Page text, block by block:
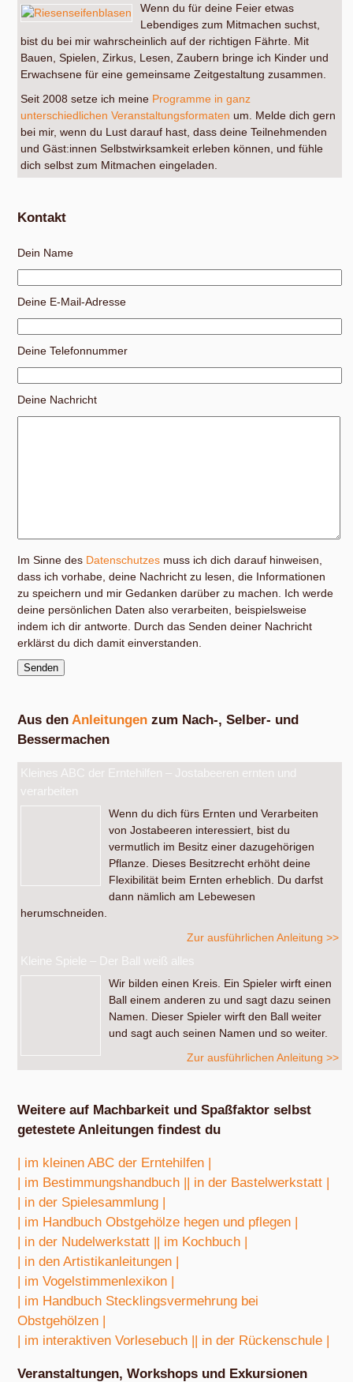
Wenn du für deine Feier etwas
Lebendiges zum Mitmachen suchst,
bist du bei mir wahrscheinlich auf der richtigen Fährte. Mit
Bauen, Spielen, Zirkus, Lesen, Zaubern bringe ich Kinder und
Erwachsene für eine gemeinsame Zeitgestaltung zusammen.
Seit 2008 setze ich meine Programme in ganz
unterschiedlichen Veranstaltungsformaten um. Melde dich gern
bei mir, wenn du Lust darauf hast, dass deine Teilnehmenden
und Gäst:innen Selbstwirksamkeit erleben können, und fühle
dich selbst zum Mitmachen eingeladen.
Kontakt
Dein Name
Deine E-Mail-Adresse
Deine Telefonnummer
Deine Nachricht
Im Sinne des Datenschutzes muss ich dich darauf hinweisen,
dass ich vorhabe, deine Nachricht zu lesen, die Informationen
zu speichern und mir Gedanken darüber zu machen. Ich werde
deine persönlichen Daten also verarbeiten, beispielsweise
indem ich dir antworte. Durch das Senden deiner Nachricht
erklärst du dich damit einverstanden.
Aus den Anleitungen zum Nach-, Selber- und
Bessermachen
Kleines ABC der Erntehilfen – Jostabeeren ernten und
verarbeiten
Wenn du dich fürs Ernten und Verarbeiten
von Jostabeeren interessiert, bist du
vermutlich im Besitz einer dazugehörigen
Pflanze. Dieses Besitzrecht erhöht deine
Flexibilität beim Ernten erheblich. Du darfst
dann nämlich am Lebewesen
herumschneiden.
Zur ausführlichen Anleitung >>
Kleine Spiele – Der Ball weiß alles
Wir bilden einen Kreis. Ein Spieler wirft einen
Ball einem anderen zu und sagt dazu seinen
Namen. Dieser Spieler wirft den Ball weiter
und sagt auch seinen Namen und so weiter.
Zur ausführlichen Anleitung >>
Weitere auf Machbarkeit und Spaßfaktor selbst
getestete Anleitungen findest du
| im kleinen ABC der Erntehilfen |
| im Bestimmungshandbuch || in der Bastelwerkstatt |
| in der Spielesammlung |
| im Handbuch Obstgehölze hegen und pflegen |
| in der Nudelwerkstatt || im Kochbuch |
| in den Artistikanleitungen |
| im Vogelstimmenlexikon |
| im Handbuch Stecklingsvermehrung bei
Obstgehölzen |
| im interaktiven Vorlesebuch || in der Rückenschule |
Veranstaltungen, Workshops und Exkursionen